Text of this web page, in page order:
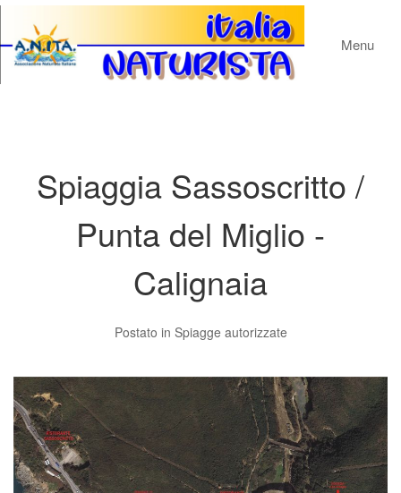
Menu
Spiaggia Sassoscritto /
Punta del Miglio -
Calignaia
Postato in Spiagge autorizzate